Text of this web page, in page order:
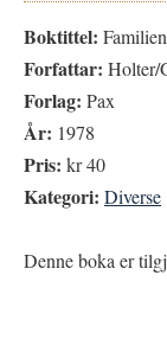
Boktittel:
Forfattar: Holter/
Forlag: Pax
År: 1978
Pris: kr 40
Kategori: Diverse
Denne boka er